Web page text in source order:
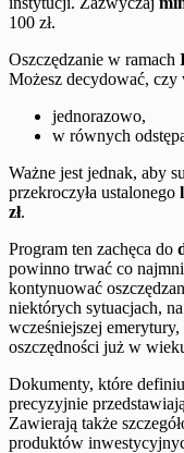
100 zł.
Oszczędzanie w ramach
Możesz decydować, czy
jednorazowo,
w równych
Ważne jest jednak, aby
przekroczyła ustalonego
zł.
Program ten zachęca do
powinno trwać co
kontynuować
niektórych sytuacjach,
wcześniejszej
oszczędności już w
Dokumenty, które
precyzyjnie
Zawierają także
produktów